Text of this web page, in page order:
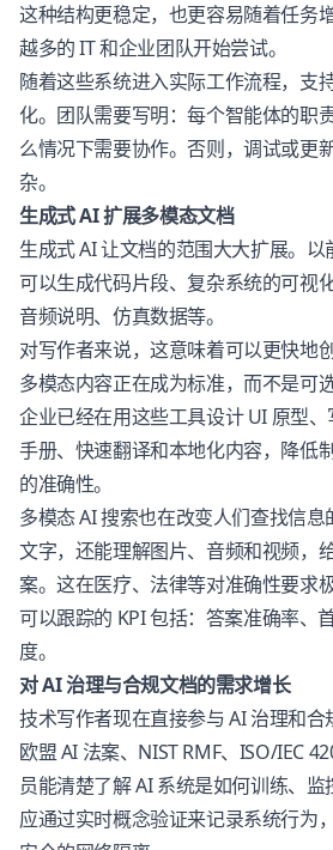
这种结构更稳定，也更容易随着任务
越多的 IT 和企业团队开始尝试。
随着这些系统进入实际工作流程，支
化。团队需要写明：每个智能体的职
么情况下需要协作。否则，调试或更
杂。
生成式 AI 扩展多模态文档
生成式 AI 让文档的范围大大扩展。
可以生成代码片段、复杂系统的可视
音频说明、仿真数据等。
对写作者来说，这意味着可以更快地
多模态内容正在成为标准，而不是可选
企业已经在用这些工具设计 UI 原型
手册、快速翻译和本地化内容，降低
的准确性。
多模态 AI 搜索也在改变人们查找信
文字，还能理解图片、音频和视频，
案。这在医疗、法律等对准确性要求
可以跟踪的 KPI 包括：答案准确率、
度。
对 AI 治理与合规文档的需求增长
技术写作者现在直接参与 AI 治理和
欧盟 AI 法案、NIST RMF、ISO/IEC
员能清楚了解 AI 系统是如何训练、
应通过实时概念验证来记录系统行为，